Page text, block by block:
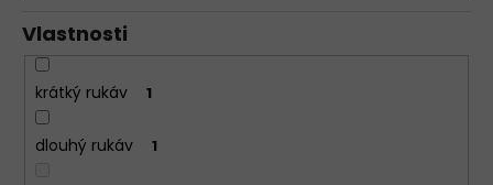
Vlastnosti
krátký rukáv 1
dlouhý rukáv 1